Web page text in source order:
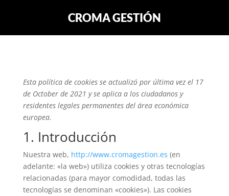
CROMA GESTIÓN
Esta política de cookies se actualizó por última vez el 17
de October de 2021 y se aplica a los ciudadanos y
residentes legales permanentes del área económica
europea.
1. Introducción
Nuestra web, http://www.cromagestion.es (en
adelante: «la web») utiliza cookies y otras tecnologías
relacionadas (para mayor comodidad, todas las
tecnologías se denominan «cookies»). Las cookies